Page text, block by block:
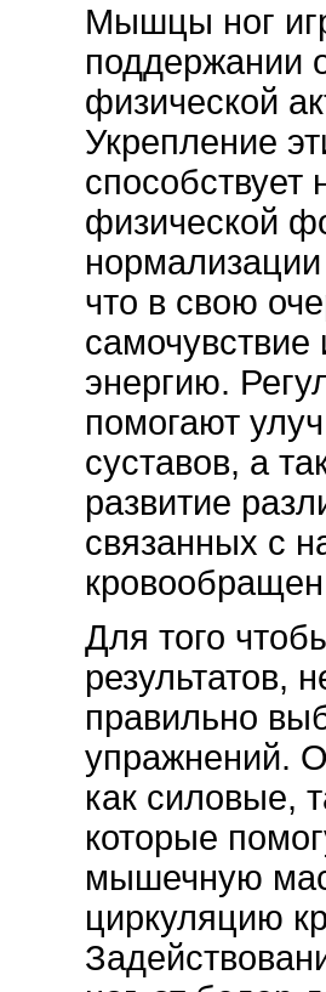
Мышцы ног
поддержании
физической
Укрепление
физической
что в свою
энергию.
помогают
суставов, а
развитие
связанных с
Для того
результатов,
правильно
упражнений.
как силовые,
которые
мышечную
циркуляцию